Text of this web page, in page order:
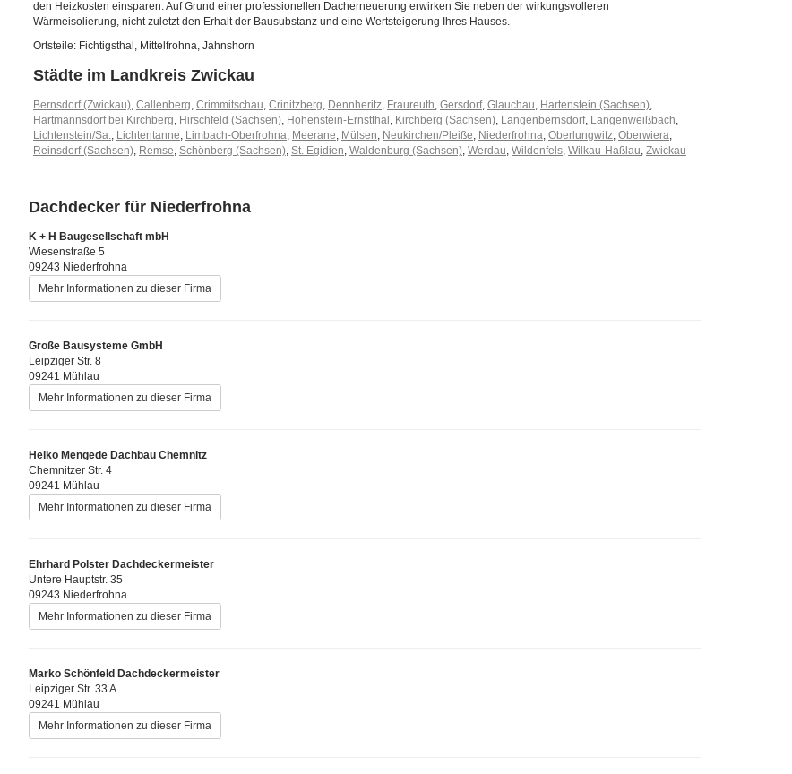
den Heizkosten einsparen. Auf Grund einer professionellen Dacherneuerung erwirken Sie neben der wirkungsvolleren
Wärmeisolierung, nicht zuletzt den Erhalt der Bausubstanz und eine Wertsteigerung Ihres Hauses.
Ortsteile: Fichtigsthal, Mittelfrohna, Jahnshorn
Städte im Landkreis Zwickau
Bernsdorf (Zwickau), Callenberg, Crimmitschau, Crinitzberg, Dennheritz, Fraureuth, Gersdorf, Glauchau, Hartenstein (Sachsen),
Hartmannsdorf bei Kirchberg, Hirschfeld (Sachsen), Hohenstein-Ernstthal , Kirchberg (Sachsen), Langenbernsdorf, Langenweißbach,
Lichtenstein/Sa., Lichtentanne, Limbach-Oberfrohna, Meerane, Mülsen, Neukirchen/Pleiße, Niederfrohna, Oberlungwitz, Oberwiera,
Reinsdorf (Sachsen), Remse, Schönberg (Sachsen), St. Egidien, Waldenburg (Sachsen), Werdau, Wildenfels, Wilkau-Haßlau, Zwickau
Dachdecker für Niederfrohna
K + H Baugesellschaft mbH
Wiesenstraße 5
09243 Niederfrohna
Mehr Informationen zu dieser Firma
Große Bausysteme GmbH
Leipziger Str. 8
09241 Mühlau
Mehr Informationen zu dieser Firma
Heiko Mengede Dachbau Chemnitz
Chemnitzer Str. 4
09241 Mühlau
Mehr Informationen zu dieser Firma
Ehrhard Polster Dachdeckermeister
Untere Hauptstr. 35
09243 Niederfrohna
Mehr Informationen zu dieser Firma
Marko Schönfeld Dachdeckermeister
Leipziger Str. 33 A
09241 Mühlau
Mehr Informationen zu dieser Firma